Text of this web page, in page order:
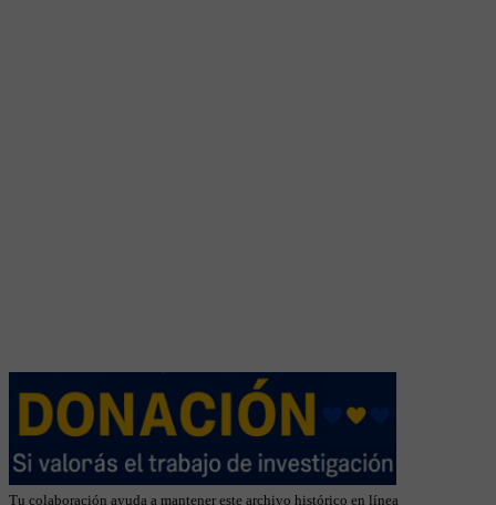
Tu colaboración ayuda a mantener este archivo histórico en línea